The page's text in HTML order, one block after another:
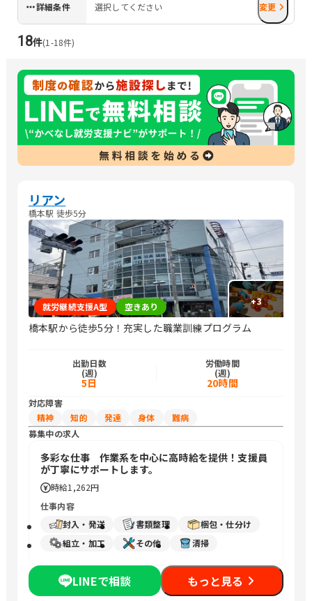
詳細条件 選択してください 変更
18件(1 -18件)
リアン
橋本駅 徒歩5分
+3
就労継続支援A型 空きあり
橋本駅から徒歩5分！充実した職業訓練プログラム
出勤日数
(週)
5日
労働時間
(週)
20時間
対応障害
精神
知的 発達 身体
難病
募集中の求人
多彩な仕事 作業系を中心に高時給を提供！支援員
が丁寧にサポートします。
時給1,262円
仕事内容
封入・発送
書類整理
梱包・仕分け
組立・加工
その他 清掃
LINEで相談 もっと見る